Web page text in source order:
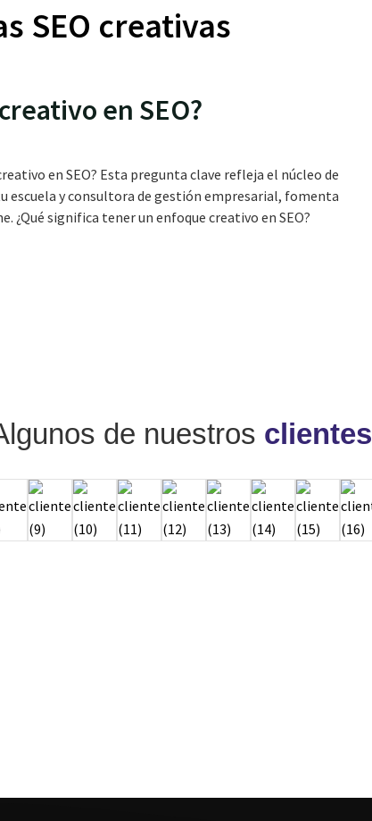
SEO creativas
en SEO?
en SEO? Esta pregunta clave refleja el núcleo de
escuela y consultora de gestión empresarial, fomenta
significa tener un enfoque creativo en SEO?
de nuestros clientes